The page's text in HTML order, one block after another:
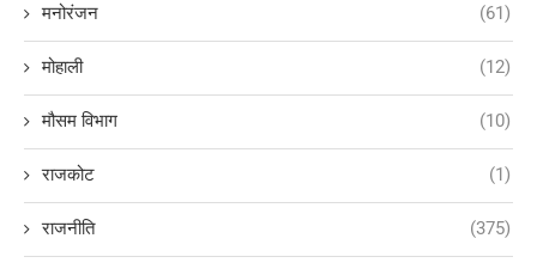
मनोरंजन (61)
मोहाली (12)
मौसम विभाग (10)
राजकोट (1)
राजनीति (375)